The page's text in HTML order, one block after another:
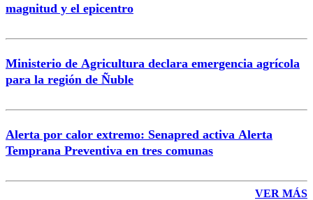
magnitud y el epicentro
Ministerio de Agricultura declara emergencia agrícola
para la región de Ñuble
Alerta por calor extremo: Senapred activa Alerta
Temprana Preventiva en tres comunas
VER MÁS